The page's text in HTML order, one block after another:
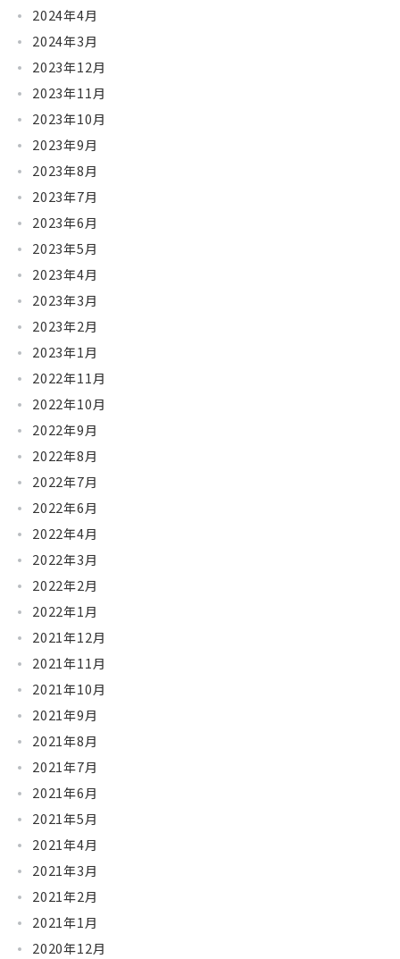
2024年4月
2024年3月
2023年12月
2023年11月
2023年10月
2023年9月
2023年8月
2023年7月
2023年6月
2023年5月
2023年4月
2023年3月
2023年2月
2023年1月
2022年11月
2022年10月
2022年9月
2022年8月
2022年7月
2022年6月
2022年4月
2022年3月
2022年2月
2022年1月
2021年12月
2021年11月
2021年10月
2021年9月
2021年8月
2021年7月
2021年6月
2021年5月
2021年4月
2021年3月
2021年2月
2021年1月
2020年12月